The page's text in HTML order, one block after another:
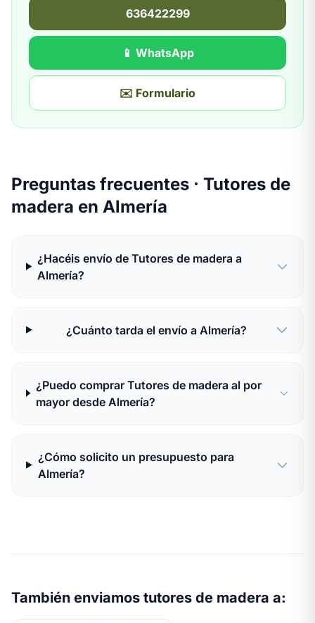
636422299
📱 WhatsApp
✉️ Formulario
Preguntas frecuentes · Tutores de
madera en Almería
¿Hacéis envío de Tutores de madera a
Almería?
¿Cuánto tarda el envío a Almería?
¿Puedo comprar Tutores de madera al por
mayor desde Almería?
¿Cómo solicito un presupuesto para
Almería?
También enviamos tutores de madera a: